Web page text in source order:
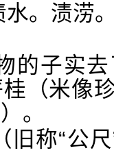
。渍涝
的子实
（米像
。
称“公尺